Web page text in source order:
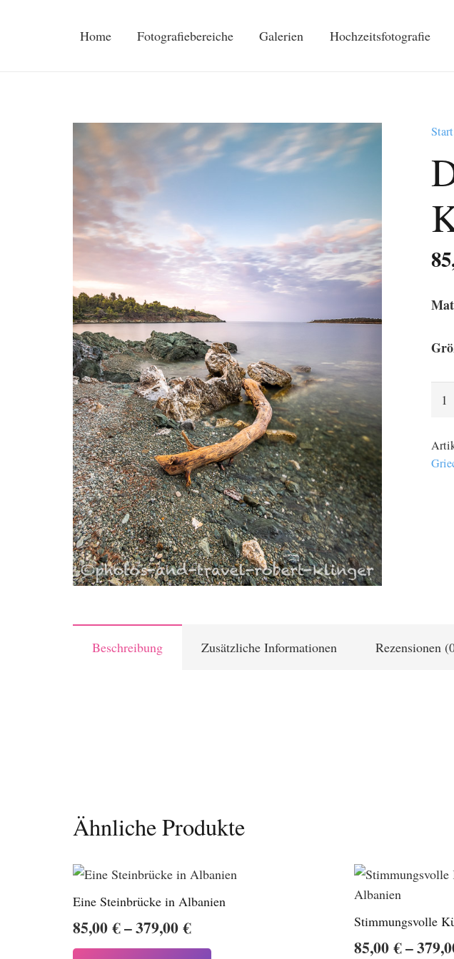
Home Fotografiebereiche Galerien Hochzeitsfotografie
Start
in
Beschreibung Zusätzliche Informationen Rezensionen
Ähnliche Produkte
Eine Steinbrücke in Albanien
85,00€–379,00€Preisspanne:
85,00 €
Stimmungsvolle
85,00€–